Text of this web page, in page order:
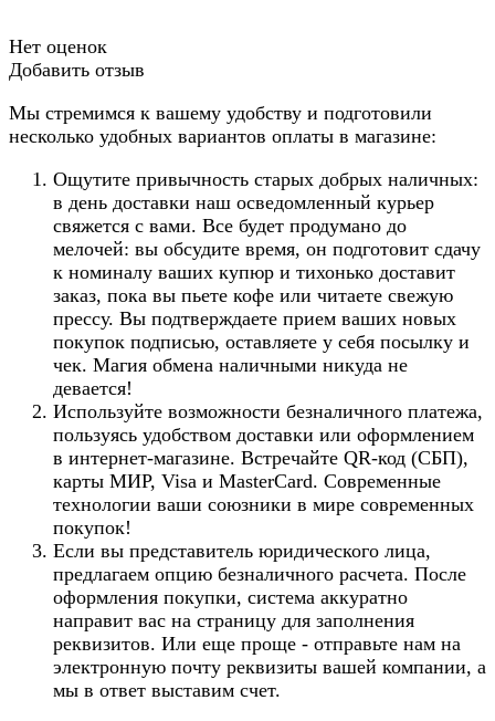
Нет оценок
Добавить отзыв
Мы стремимся к вашему удобству и подготовили
несколько удобных вариантов оплаты в магазине:
Ощутите привычность старых добрых наличных:
в день доставки наш осведомленный курьер
свяжется с вами. Все будет продумано до
мелочей: вы обсудите время, он подготовит сдачу
к номиналу ваших купюр и тихонько доставит
заказ, пока вы пьете кофе или читаете свежую
прессу. Вы подтверждаете прием ваших новых
покупок подписью, оставляете у себя посылку и
чек. Магия обмена наличными никуда не
девается!
Используйте возможности безналичного платежа,
пользуясь удобством доставки или оформлением
в интернет-магазине. Встречайте QR-код (СБП),
карты МИР, Visa и MasterCard. Современные
технологии ваши союзники в мире современных
покупок!
Если вы представитель юридического лица,
предлагаем опцию безналичного расчета. После
оформления покупки, система аккуратно
направит вас на страницу для заполнения
реквизитов. Или еще проще - отправьте нам на
электронную почту реквизиты вашей компании, а
мы в ответ выставим счет.